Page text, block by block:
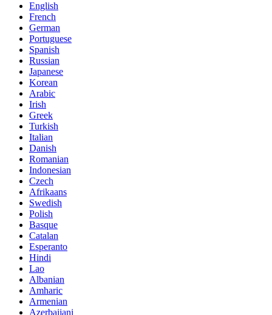
English
French
German
Portuguese
Spanish
Russian
Japanese
Korean
Arabic
Irish
Greek
Turkish
Italian
Danish
Romanian
Indonesian
Czech
Afrikaans
Swedish
Polish
Basque
Catalan
Esperanto
Hindi
Lao
Albanian
Amharic
Armenian
Azerbaijani